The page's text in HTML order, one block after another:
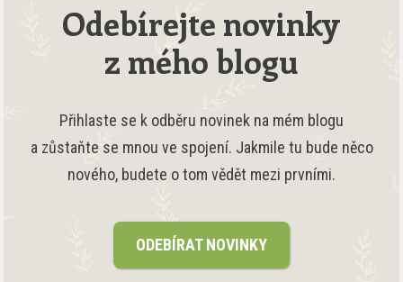
Odebírejte novinky
z mého blogu
Přihlaste se k odběru novinek na mém blogu
a zůstaňte se mnou ve spojení. Jakmile tu bude něco
nového, budete o tom vědět mezi prvními.
ODEBÍRAT NOVINKY